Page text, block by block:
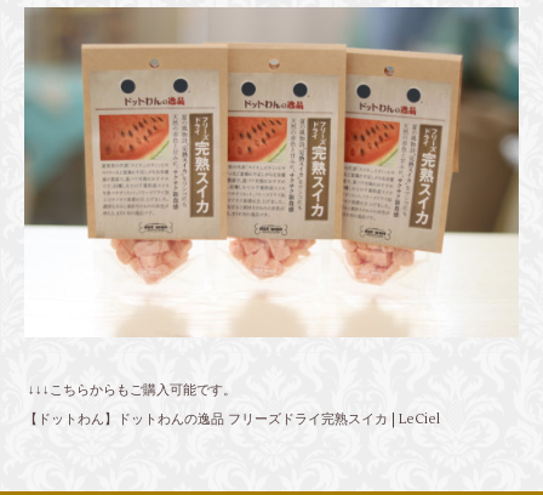
↓↓↓こちらからもご購入可能です。
【ドットわん】ドットわんの逸品 フリーズドライ完熟スイカ | LeCiel